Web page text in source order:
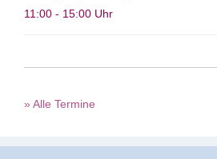
11:00 - 15:00 Uhr
» Alle Termine